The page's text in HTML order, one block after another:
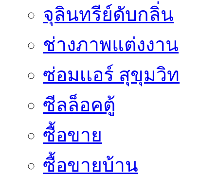
จุลินทรีย์ดับกลิ่น
ช่างภาพแต่งงาน
ซ่อมเเอร์ สุขุมวิท
ซีลล็อคตู้
ซื้อขาย
ซื้อขายบ้าน